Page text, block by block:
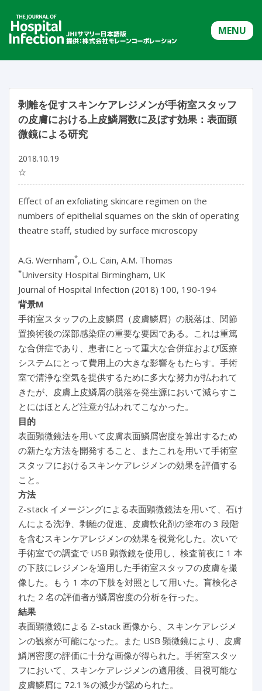
MENU
剥離を促すスキンケアレジメンが手術室スタッフ
の皮膚における上皮鱗屑数に及ぼす効果：表面顕
微鏡による研究
2018.10.19
☆
Effect of an exfoliating skincare regimen on the
numbers of epithelial squames on the skin of operating
theatre staff, studied by surface microscopy
A.G. Wernham*, O.L. Cain, A.M. Thomas
*University Hospital Birmingham, UK
Journal of Hospital Infection (2018) 100, 190-194
背景M
手術室スタッフの上皮鱗屑（皮膚鱗屑）の脱落は、関節
置換術後の深部感染症の重要な要因である。これは重篤
な合併症であり、患者にとって重大な合併症および医療
システムにとって費用上の大きな影響をもたらす。手術
室で清浄な空気を提供するために多大な努力が払われて
きたが、皮膚上皮鱗屑の脱落を発生源において減らすこ
とにはほとんど注意が払われてこなかった。
目的
表面顕微鏡法を用いて皮膚表面鱗屑密度を算出するため
の新たな方法を開発すること、またこれを用いて手術室
スタッフにおけるスキンケアレジメンの効果を評価する
こと。
方法
Z-stack イメージングによる表面顕微鏡法を用いて、石け
んによる洗浄、剥離の促進、皮膚軟化剤の塗布の 3 段階
を含むスキンケアレジメンの効果を視覚化した。次いで
手術室での調査で USB 顕微鏡を使用し、検査前夜に 1 本
の下肢にレジメンを適用した手術室スタッフの皮膚を撮
像した。もう 1 本の下肢を対照として用いた。盲検化さ
れた 2 名の評価者が鱗屑密度の分析を行った。
結果
表面顕微鏡による Z-stack 画像から、スキンケアレジメ
ンの観察が可能になった。また USB 顕微鏡により、皮膚
鱗屑密度の評価に十分な画像が得られた。手術室スタッ
フにおいて、スキンケアレジメンの適用後、目視可能な
皮膚鱗屑に 72.1％の減少が認められた。